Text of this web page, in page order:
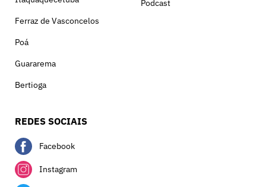
Ferraz de Vasconcelos
Poá
Guararema
Bertioga
Podcast
REDES SOCIAIS
Facebook
Instagram